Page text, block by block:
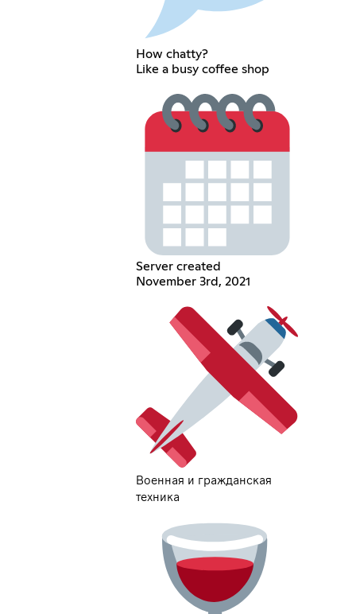
How chatty?
Like a busy coffee shop
Server created
November 3rd, 2021
Военная и гражданская
техника